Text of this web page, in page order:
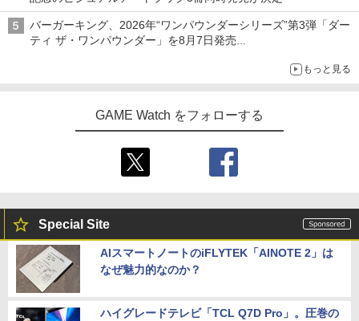
バーガーキング、2026年“ワンパウンダーシリーズ”第3弾「ダー
ティ ザ・ワンパウンダー」を8月7日発売
もっと見る
GAME Watch をフォローする
Special Site
AIスマートノートのiFLYTEK「AINOTE 2」は
なぜ魅力的なのか？
ハイグレードテレビ「TCL Q7D Pro」。圧巻の